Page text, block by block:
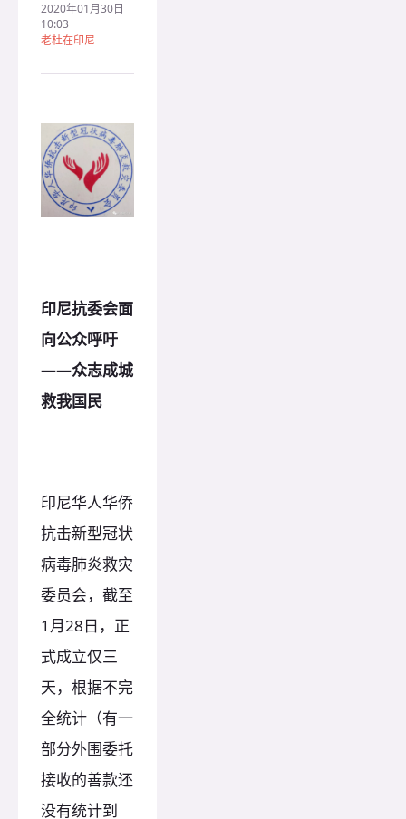
2020年01月30日
10:03
老杜在印尼
印尼抗委会面
向公众呼吁
——众志成城
救我国民
印尼华人华侨
抗击新型冠状
病毒肺炎救灾
委员会，截至
1月28日，正
式成立仅三
天，根据不完
全统计（有一
部分外围委托
接收的善款还
没有统计到